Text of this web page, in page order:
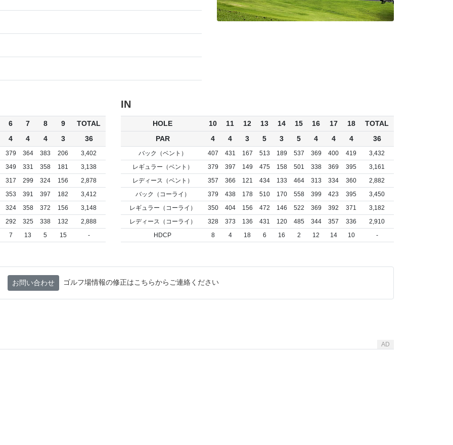
6 7 8 9
TOTAL
4
4 4 3 36
379 364 383 206
3,402
349
331 358 181
3,138
317
299 324 156
2,878
353
391 397 182
3,412
324
358 372 156
3,148
292
325 338 132
2,888
7
13 5 15 -
IN
HOLE 10 11 12 13 14 15 16 17 18
TOTAL
PAR
4 4 3 5 3 5 4 4 4 36
バック（ベント） 407 431 167 513 189 537 369 400 419
3,432
レギュラー（ベント）
379 397 149 475 158 501 338 369 395
3,161
レディース（ベント）
357 366 121 434 133 464 313 334 360
2,882
バック（コーライ）
379 438 178 510 170 558 399 423 395
3,450
レギュラー（コーライ）
350 404 156 472 146 522 369 392 371
3,182
レディース（コーライ）
328 373 136 431 120 485 344 357 336
2,910
HDCP
8 4 18 6 16 2 12 14 10 -
お問い合わせ ゴルフ場情報の修正はこちらからご連絡ください
AD